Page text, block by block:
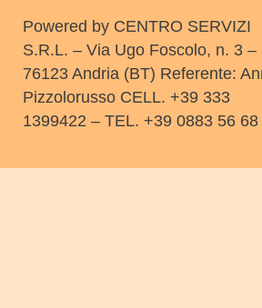
Powered by CENTRO SERVIZI
S.R.L. – Via Ugo Foscolo, n. 3 –
76123 Andria (BT) Referente:
Pizzolorusso CELL. +39 333
1399422 – TEL. +39 0883 56 68